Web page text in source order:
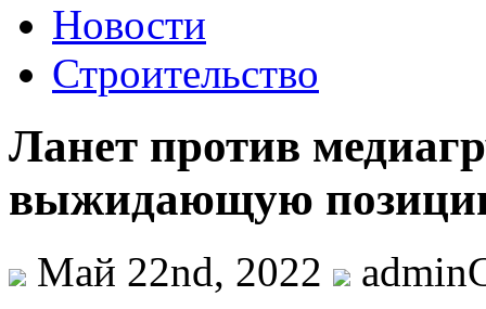
Новости
Строительство
Ланет против
выжидающую
Май 22nd, 2022